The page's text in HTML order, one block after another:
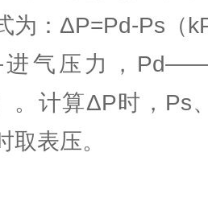
为：ΔP=Pd-Ps（
气压力，
。计算ΔP时，Ps
取表压。